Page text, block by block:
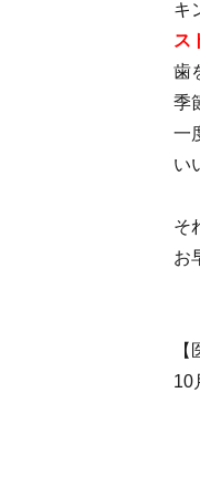
キ
ス
歯
季
一
い
そ
お
10